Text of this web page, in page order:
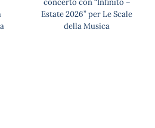
concerto con “Infinito –
Estate 2026” per Le Scale
della Musica